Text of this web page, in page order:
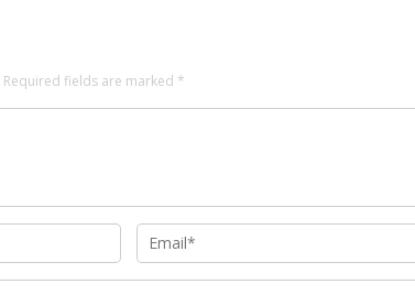
Required fields are marked *